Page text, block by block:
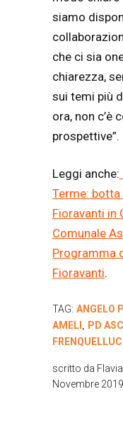
siamo
che ci sia
chiarezza,
sui temi più
ora, non c’è
prospettive”.
Leggi anche:
Terme:
Fioravanti in
Comunale
Programma
Fioravanti.
TAG: ANGELO
AMELI
PD
scritto da
Novembre 2019